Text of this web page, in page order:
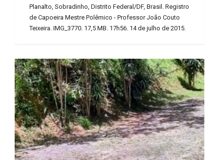
Planalto, Sobradinho, Distrito Federal/DF, Brasil. Registro
de Capoeira Mestre Polêmico - Professor João Couto
Teixeira. IMG_3770. 17,5 MB. 17h56. 14 de julho de 2015.